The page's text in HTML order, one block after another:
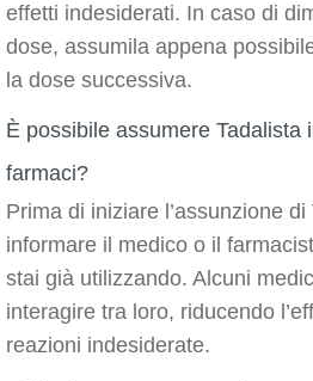
effetti indesiderati. In caso di
dose, assumila appena
la dose successiva.
È possibile assumere Tadalista
farmaci?
Prima di iniziare l’assunzione
informare il medico o il
stai già utilizzando. Alcuni
interagire tra loro, riducendo
reazioni indesiderate.